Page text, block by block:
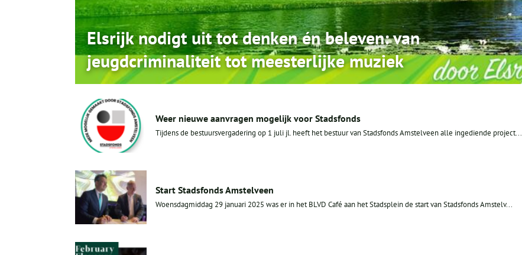
Elsrijk nodigt uit tot denken én beleven: van
jeugdcriminaliteit tot meesterlijke muziek
Weer nieuwe aanvragen mogelijk voor Stadsfonds
Tijdens de bestuursvergadering op 1 juli jl. heeft het bestuur van Stadsfonds Amstelveen alle ingediende project...
Start Stadsfonds Amstelveen
Woensdagmiddag 29 januari 2025 was er in het BLVD Café aan het Stadsplein de start van Stadsfonds Amstelv...